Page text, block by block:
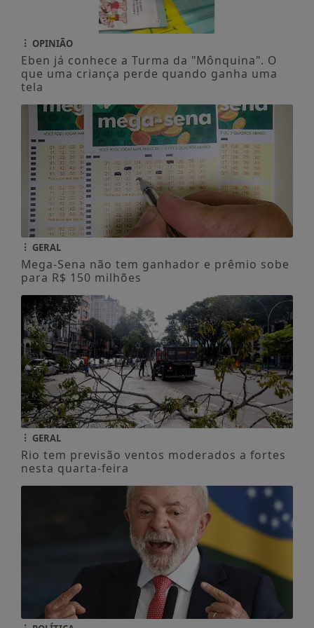
OPINIÃO
Eben já conhece a Turma da "Mônquina". O
que uma criança perde quando ganha uma
tela
GERAL
Mega-Sena não tem ganhador e prêmio sobe
para R$ 150 milhões
GERAL
Rio tem previsão ventos moderados a fortes
nesta quarta-feira